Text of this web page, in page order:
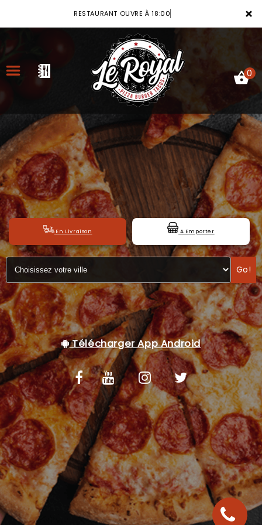
×
RESTAURANT OUVRE À 18:00
ACCUEIL
LA CARTE
VOTRE COMPTE
NOTRE RESTAURANT
VOS AVIS
MENTIONS LÉGALES
C.G.V
0
En Livraison A Emporter
Go!
Télécharger App Android